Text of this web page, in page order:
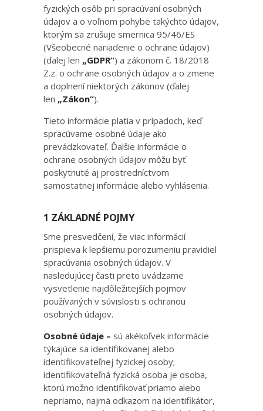
fyzických osôb pri spracúvaní osobných
údajov a o voľnom pohybe takýchto údajov,
ktorým sa zrušuje smernica 95/46/ES
(Všeobecné nariadenie o ochrane údajov)
(ďalej len „GDPR“) a zákonom č. 18/2018
Z.z. o ochrane osobných údajov a o zmene
a doplnení niektorých zákonov (ďalej
len „Zákon“).
Tieto informácie platia v prípadoch, keď
spracúvame osobné údaje ako
prevádzkovateľ. Ďalšie informácie o
ochrane osobných údajov môžu byť
poskytnuté aj prostredníctvom
samostatnej informácie alebo vyhlásenia.
1 ZÁKLADNÉ POJMY
Sme presvedčení, že viac informácií
prispieva k lepšiemu porozumeniu pravidiel
spracúvania osobných údajov. V
nasledujúcej časti preto uvádzame
vysvetlenie najdôležitejších pojmov
používaných v súvislosti s ochranou
osobných údajov.
Osobné údaje – sú akékoľvek informácie
týkajúce sa identifikovanej alebo
identifikovateľnej fyzickej osoby;
identifikovateľná fyzická osoba je osoba,
ktorú možno identifikovať priamo alebo
nepriamo, najmä odkazom na identifikátor,